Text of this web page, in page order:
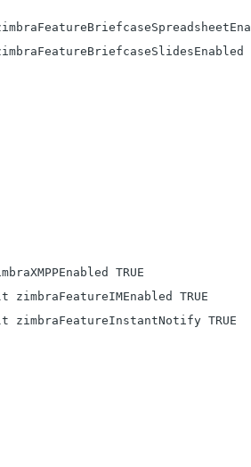
TRUE
TRUE
zimbraFeatureInstantNotify TRUE